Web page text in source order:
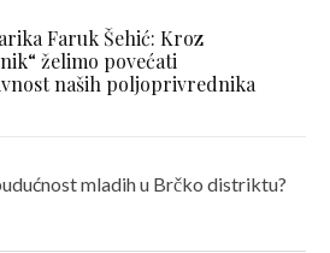
Faruk Šehić: Kroz
želimo povećati
naših poljoprivrednika